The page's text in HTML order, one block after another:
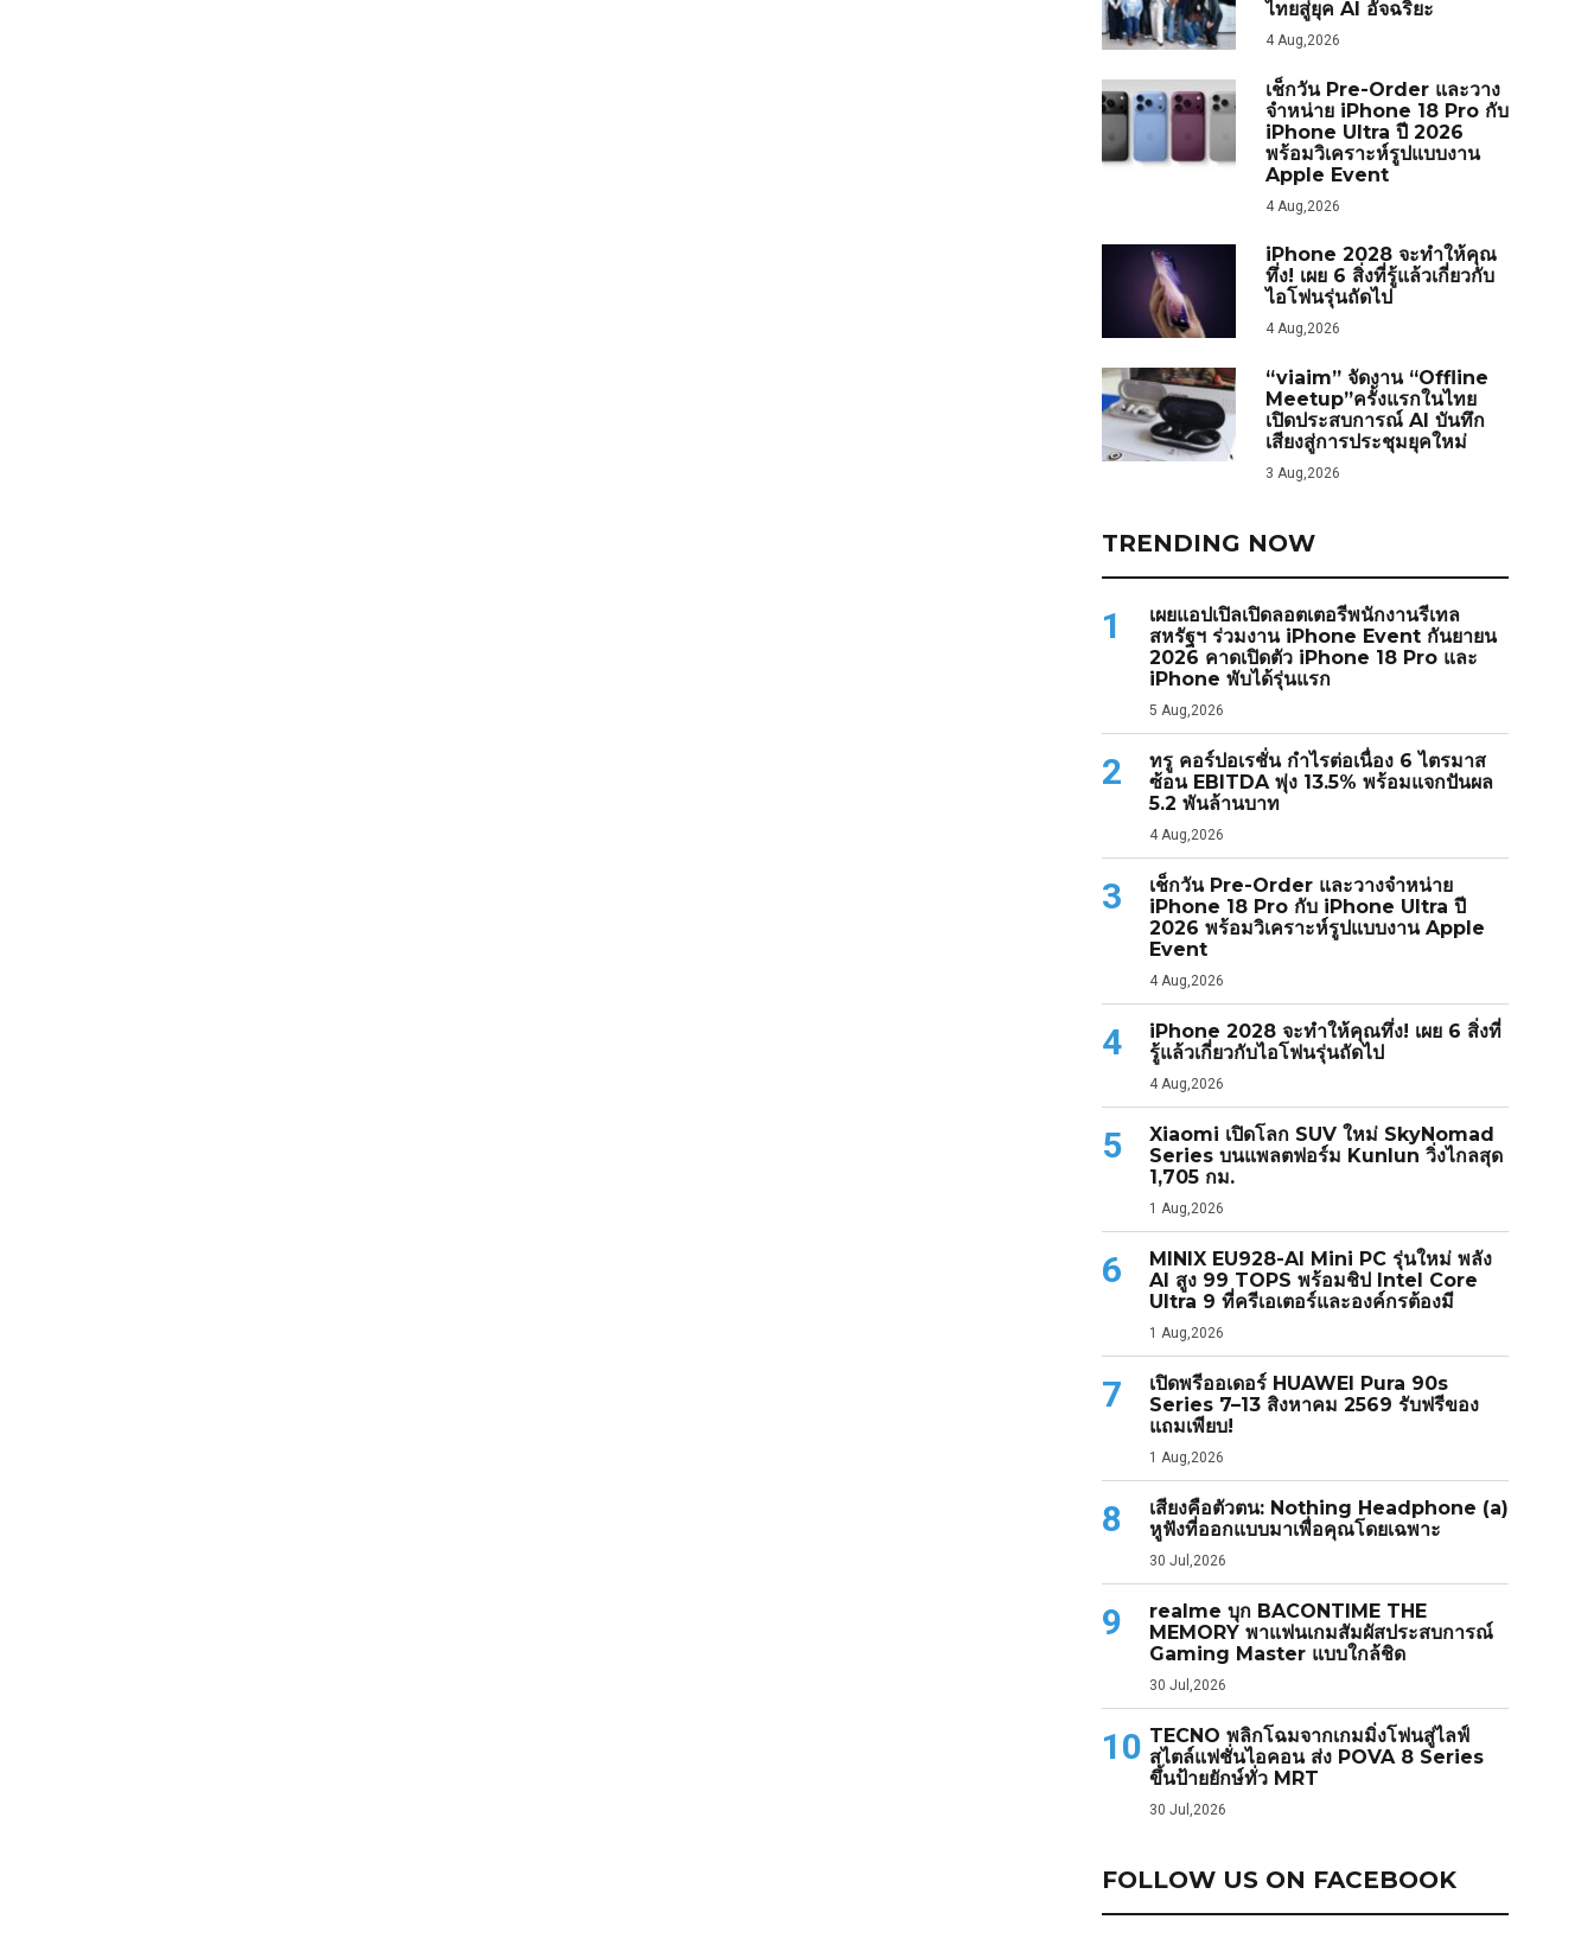
ไทยสู่ยุค AI อัจฉริยะ
4 Aug,2026
เช็กวัน Pre-Order และวาง
จำหน่าย iPhone 18 Pro กับ
iPhone Ultra ปี 2026
พร้อมวิเคราะห์รูปแบบงาน
Apple Event
4 Aug,2026
iPhone 2028 จะทำให้คุณ
ทึ่ง! เผย 6 สิ่งที่รู้แล้วเกี่ยวกับ
ไอโฟนรุ่นถัดไป
4 Aug,2026
“viaim” จัดงาน “Offline
Meetup”ครั้งแรกในไทย
เปิดประสบการณ์ AI บันทึก
เสียงสู่การประชุมยุคใหม่
3 Aug,2026
TRENDING NOW
1
เผยแอปเปิลเปิดลอตเตอรีพนักงานรีเทล
สหรัฐฯ ร่วมงาน iPhone Event กันยายน
2026 คาดเปิดตัว iPhone 18 Pro และ
iPhone พับได้รุ่นแรก
5 Aug,2026
2
ทรู คอร์ปอเรชั่น กำไรต่อเนื่อง 6 ไตรมาส
ซ้อน EBITDA พุ่ง 13.5% พร้อมแจกปันผล
5.2 พันล้านบาท
4 Aug,2026
3
เช็กวัน Pre-Order และวางจำหน่าย
iPhone 18 Pro กับ iPhone Ultra ปี
2026 พร้อมวิเคราะห์รูปแบบงาน Apple
Event
4 Aug,2026
4
iPhone 2028 จะทำให้คุณทึ่ง! เผย 6 สิ่งที่
รู้แล้วเกี่ยวกับไอโฟนรุ่นถัดไป
4 Aug,2026
5
Xiaomi เปิดโลก SUV ใหม่ SkyNomad
Series บนแพลตฟอร์ม Kunlun วิ่งไกลสุด
1,705 กม.
1 Aug,2026
6
MINIX EU928-AI Mini PC รุ่นใหม่ พลัง
AI สูง 99 TOPS พร้อมชิป Intel Core
Ultra 9 ที่ครีเอเตอร์และองค์กรต้องมี
1 Aug,2026
7
เปิดพรีออเดอร์ HUAWEI Pura 90s
Series 7–13 สิงหาคม 2569 รับฟรีของ
แถมเพียบ!
1 Aug,2026
8
เสียงคือตัวตน: Nothing Headphone (a)
หูฟังที่ออกแบบมาเพื่อคุณโดยเฉพาะ
30 Jul,2026
9
realme บุก BACONTIME THE
MEMORY พาแฟนเกมสัมผัสประสบการณ์
Gaming Master แบบใกล้ชิด
30 Jul,2026
10 TECNO พลิกโฉมจากเกมมิ่งโฟนสู่ไลฟ์
สไตล์แฟชั่นไอคอน ส่ง POVA 8 Series
ขึ้นป้ายยักษ์ทั่ว MRT
30 Jul,2026
FOLLOW US ON FACEBOOK